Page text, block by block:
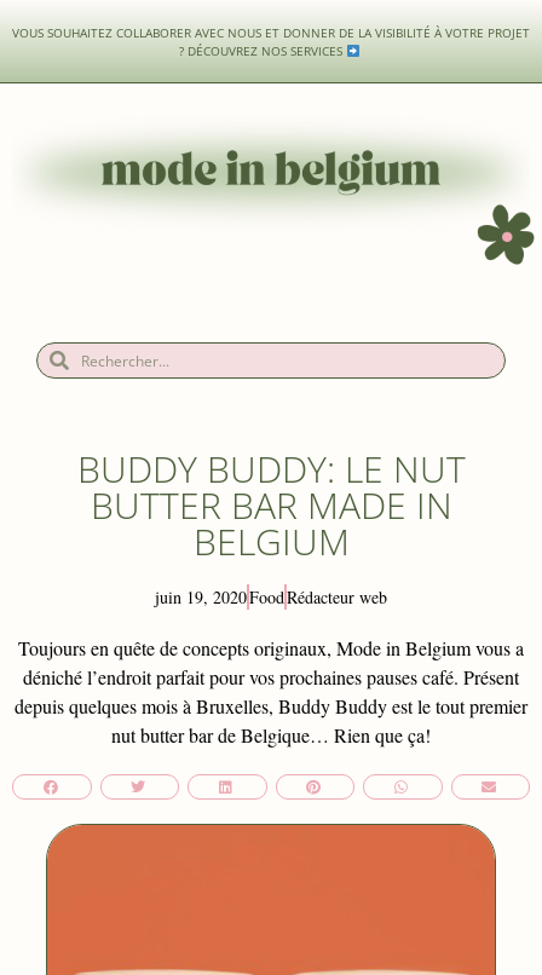
VOUS SOUHAITEZ COLLABORER AVEC NOUS ET DONNER DE LA VISIBILITÉ À VOTRE PROJET
? DÉCOUVREZ NOS SERVICES
BUDDY BUDDY: LE NUT
BUTTER BAR MADE IN
BELGIUM
juin 19, 2020FoodRédacteur web
Toujours en quête de concepts originaux, Mode in Belgium vous a
déniché l’endroit parfait pour vos prochaines pauses café. Présent
depuis quelques mois à Bruxelles, Buddy Buddy est le tout premier
nut butter bar de Belgique… Rien que ça!